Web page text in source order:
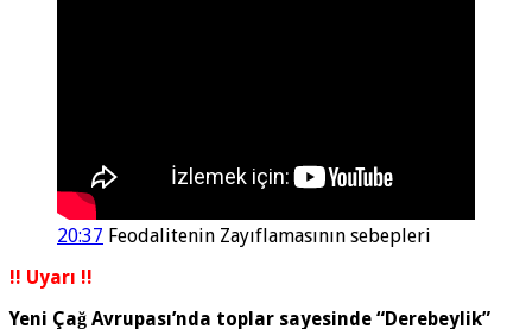
20:37 Feodalitenin Zayıflamasının sebepleri
!! Uyarı !!
Yeni Çağ Avrupası’nda toplar sayesinde “Derebeylik”